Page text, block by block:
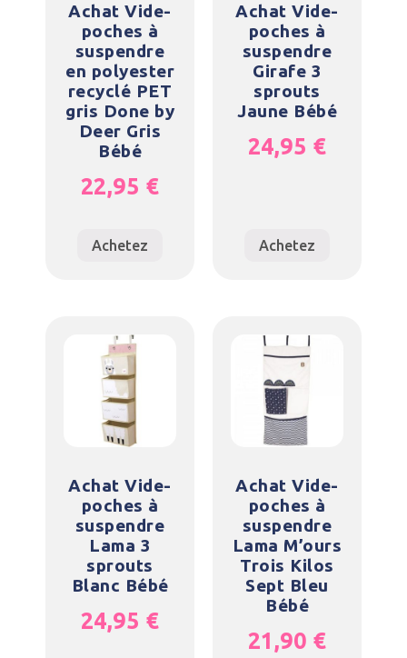
Achat Vide-
poches à
suspendre
en polyester
recyclé PET
gris Done by
Deer Gris
Bébé
22,95 €
Achetez
Achat Vide-
poches à
suspendre
Girafe 3
sprouts
Jaune Bébé
24,95 €
Achetez
Achat Vide-
poches à
suspendre
Lama 3
sprouts
Blanc Bébé
24,95 €
Achat Vide-
poches à
suspendre
Lama M’ours
Trois Kilos
Sept Bleu
Bébé
21,90 €